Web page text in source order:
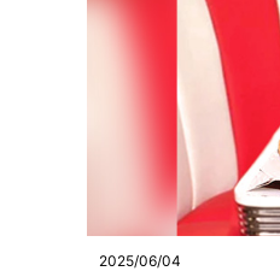
2025/06/04